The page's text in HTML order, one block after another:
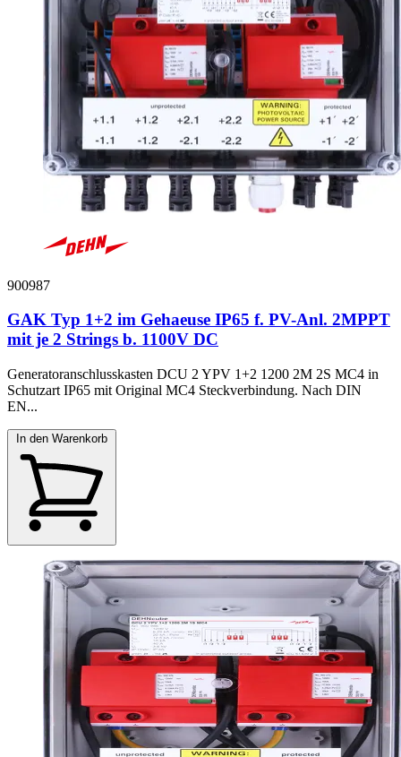
900987
GAK Typ 1+2 im Gehaeuse IP65 f. PV-Anl. 2MPPT
mit je 2 Strings b. 1100V DC
Generatoranschlusskasten DCU 2 YPV 1+2 1200 2M 2S MC4 in
Schutzart IP65 mit Original MC4 Steckverbindung. Nach DIN
EN...
In den Warenkorb